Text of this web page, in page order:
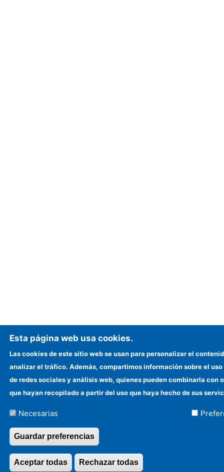
Esta página web usa cookies.
Las cookies de este sitio web se usan para personalizar el
analizar el tráfico. Además, compartimos información sobre el
de redes sociales y análisis web, quienes pueden combinarla con
que hayan recopilado a partir del uso que haya hecho de sus
Necesarias
Guardar preferencias
Rechazar todas
Aceptar todas